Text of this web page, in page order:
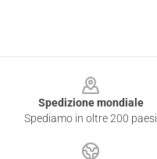
Spedizione mondiale
Spediamo in oltre 200 paesi